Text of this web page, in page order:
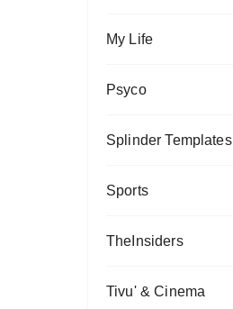
My Life
Psyco
Splinder Templates
Sports
TheInsiders
Tivu' & Cinema